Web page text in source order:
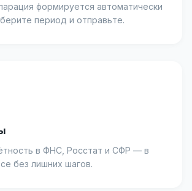
формируется автоматически
период и отправьте.
в ФНС, Росстат и СФР — в
без лишних шагов.